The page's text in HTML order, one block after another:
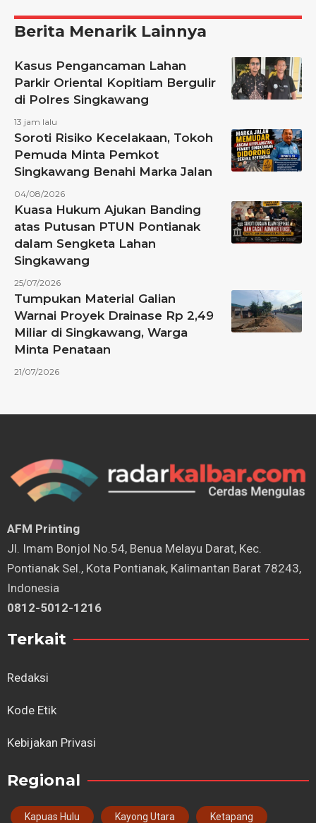
Berita Menarik Lainnya
Kasus Pengancaman Lahan
Parkir Oriental Kopitiam Bergulir
di Polres Singkawang
13 jam lalu
Soroti Risiko Kecelakaan, Tokoh
Pemuda Minta Pemkot
Singkawang Benahi Marka Jalan
04/08/2026
Kuasa Hukum Ajukan Banding
atas Putusan PTUN Pontianak
dalam Sengketa Lahan
Singkawang
25/07/2026
Tumpukan Material Galian
Warnai Proyek Drainase Rp 2,49
Miliar di Singkawang, Warga
Minta Penataan
21/07/2026
AFM Printing
⁠Jl. Imam Bonjol No.54, Benua Melayu Darat, Kec.
Pontianak Sel., Kota Pontianak, Kalimantan Barat 78243,
Indonesia
0812-5012-1216
Terkait
Redaksi
Kode Etik
Kebijakan Privasi
Regional
Kapuas Hulu Kayong Utara Ketapang